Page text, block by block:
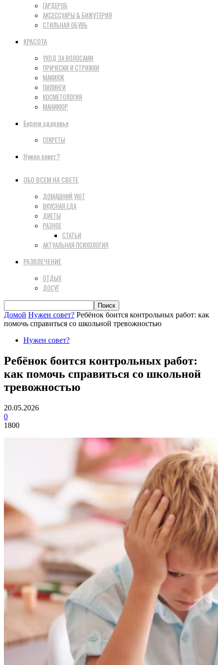
ГАРДЕРОБ
АКСЕССУАРЫ & БИЖУТЕРИЯ
СТИЛЬНАЯ ОБУВЬ
КРАСОТА
УХОД ЗА ВОЛОСАМИ
ПРИЧЕСКИ И СТРИЖКИ
МАКИЯЖ
ПИЛИНГИ
КОСМЕТОЛОГИЯ
МАНИКЮР
Береги здоровье
СЕКРЕТЫ
Нужен совет?
ОБО ВСЕМ НА СВЕТЕ
ДОМАШНИЙ УЮТ
ВКУСНАЯ ЕДА
ДИЕТЫ
РАЗНОЕ
СТАТЬИ
АКТУАЛЬНАЯ ПСИХОЛОГИЯ
РАЗВЛЕЧЕНИЕ
ОТДЫХ
ДОСУГ
Домой Нужен совет? Ребёнок боится контрольных работ: как
помочь справиться со школьной тревожностью
Нужен совет?
Ребёнок боится контрольных работ:
как помочь справиться со школьной
тревожностью
20.05.2026
0
1800